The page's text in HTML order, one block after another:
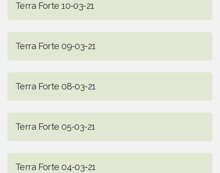
Terra Forte 10-03-21
Terra Forte 09-03-21
Terra Forte 08-03-21
Terra Forte 05-03-21
Terra Forte 04-03-21